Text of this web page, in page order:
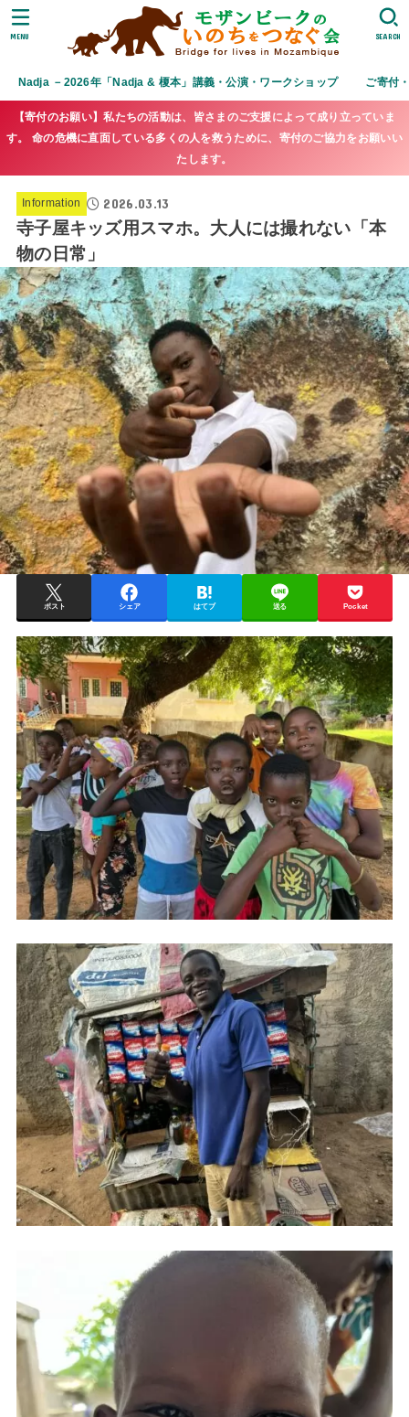
Nadja －2026年「Nadja & 榎本」講義・公演・ワークショップ ご寄付
SEARCH
MENU
【寄付のお願い】私たちの活動は、皆さまのご支援によって成り立っていま
す。 命の危機に直面している多くの人を救うために、寄付のご協力をお願いい
たします。
Information 2026.03.13
寺子屋キッズ用スマホ。大人には撮れない「本
物の日常」
ポスト シェア はてブ 送る Pocket